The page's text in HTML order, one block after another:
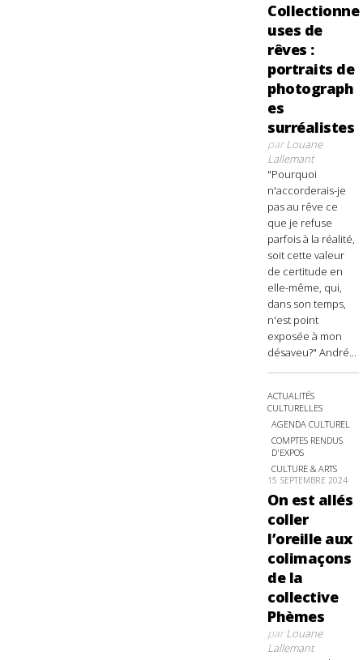
Collectionne
uses de
rêves :
portraits de
photograph
es
surréalistes
parLouane
Lallemant
"Pourquoi
n'accorderais-je
pas au rêve ce
que je refuse
parfois à la réalité,
soit cette valeur
de certitude en
elle-même, qui,
dans son temps,
n'est point
exposée à mon
désaveu?" André...
ACTUALITÉS
CULTURELLES
AGENDA CULTUREL
COMPTES RENDUS
D'EXPOS
CULTURE & ARTS
15 SEPTEMBRE 2024
On est allés
coller
l’oreille aux
colimaçons
de la
collective
Phèmes
parLouane
Lallemant